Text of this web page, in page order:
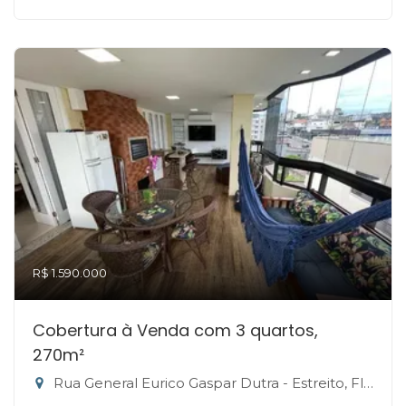
R$ 1.590.000
Cobertura à Venda com 3 quartos,
270m²
Rua General Eurico Gaspar Dutra - Estreito, Florianópolis-SC